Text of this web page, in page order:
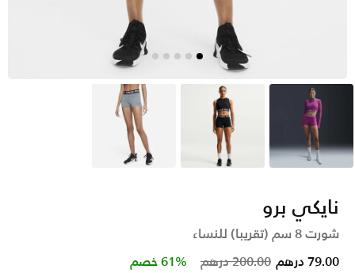
وردي أسود رمادي
نايكي برو
شورت 8 سم (تقريبا) للنساء
Price reduced from
200.00 درهم to 79.00 درهم 61% خصم